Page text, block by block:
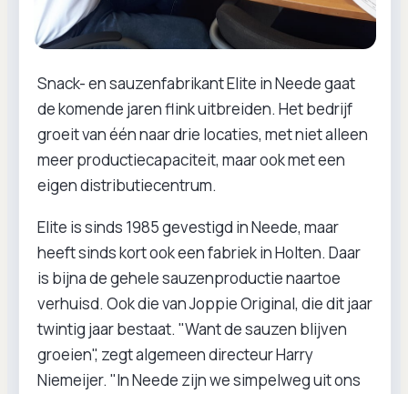
Snack- en sauzenfabrikant Elite in Neede gaat
de komende jaren flink uitbreiden. Het bedrijf
groeit van één naar drie locaties, met niet alleen
meer productiecapaciteit, maar ook met een
eigen distributiecentrum.
Elite is sinds 1985 gevestigd in Neede, maar
heeft sinds kort ook een fabriek in Holten. Daar
is bijna de gehele sauzenproductie naartoe
verhuisd. Ook die van Joppie Original, die dit jaar
twintig jaar bestaat. "Want de sauzen blijven
groeien", zegt algemeen directeur Harry
Niemeijer. "In Neede zijn we simpelweg uit ons